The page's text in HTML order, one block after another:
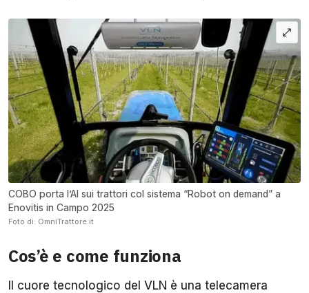
COBO porta l’AI sui trattori col sistema “Robot on demand” a
Enovitis in Campo 2025
Foto di: OmniTrattore.it
Cos’è e come funziona
Il cuore tecnologico del VLN è una telecamera